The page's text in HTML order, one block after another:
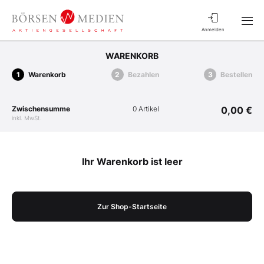
Anmelden
WARENKORB
Warenkorb Bezahlen Bestellen
Zwischensumme
inkl. MwSt.
0 Artikel 0,00 €
Ihr Warenkorb ist leer
Zur Shop-Startseite